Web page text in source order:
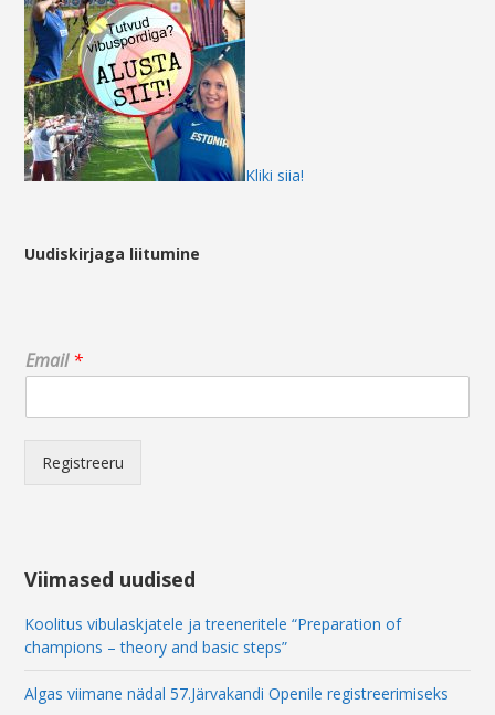
Kliki siia!
Uudiskirjaga liitumine
*
E
a
Email*
Registreeru
Viimased uudised
Koolitus vibulaskjatele ja treeneritele “Preparation of
champions – theory and basic steps”
Algas viimane nädal 57.Järvakandi Openile registreerimiseks